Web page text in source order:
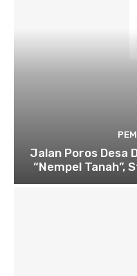
Jalan Poros Desa
“Nempel Tanah”,